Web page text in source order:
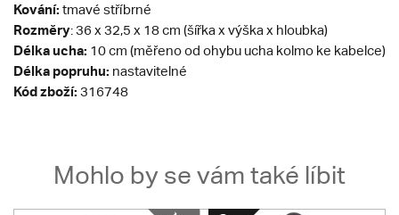
Kování: tmavé stříbrné
Rozměry: 36 x 32,5 x 18 cm (šířka x výška x hloubka)
Délka ucha: 10 cm (měřeno od ohybu ucha kolmo ke kabelce)
Délka popruhu: nastavitelné
Kód zboží: 316748
Mohlo by se vám také líbit